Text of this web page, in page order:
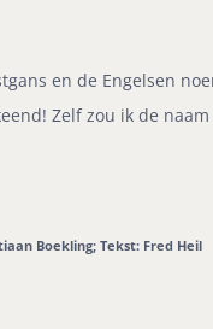
en de Engelsen
Zelf zou ik de naam
Boekling; Tekst: Fred Heil